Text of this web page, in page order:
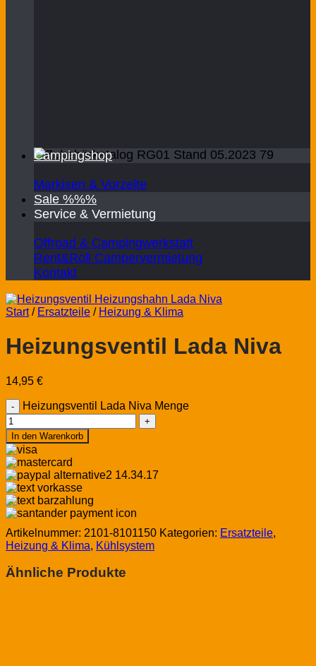
Campingshop
Markisen & Vorzelte
Sale %%%
Service & Vermietung
Offroad & Campingwerkstatt
Rent&Roll Campervermietung
Kontakt
Start / Ersatzteile / Heizung & Klima
Heizungsventil Lada Niva
14,95 €
Heizungsventil Lada Niva Menge
In den Warenkorb
Artikelnummer: 2101-8101150 Kategorien: Ersatzteile,
Heizung & Klima, Kühlsystem
Ähnliche Produkte